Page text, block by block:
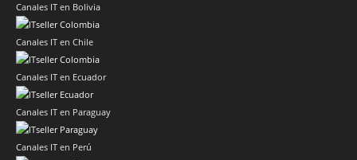
Canales IT en Bolivia
Canales IT en Chile
Canales IT en Ecuador
Canales IT en Paraguay
Canales IT en Perú